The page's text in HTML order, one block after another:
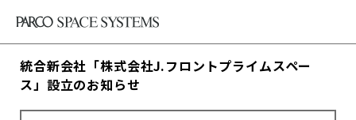
統合新会社「株式会社J.フロントプライムスペー
ス」設立のお知らせ